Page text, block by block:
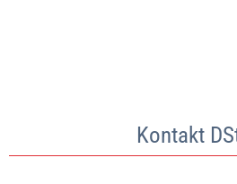
Kontakt